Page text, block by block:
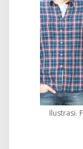
Ilustrasi.